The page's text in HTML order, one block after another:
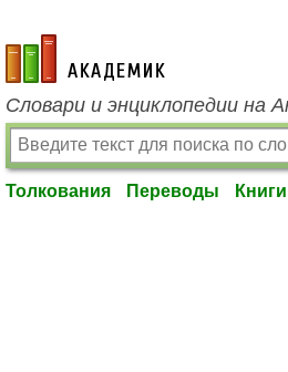
academic.ru
Словари и энциклопедии на
Толкования Переводы Книги